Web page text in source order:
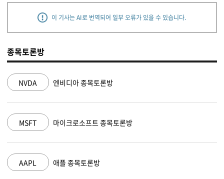
이 기사는 AI로 번역되어 일부 오류가 있을 수 있습니다.
종목토론방
NVDA 엔비디아 종목토론방
MSFT 마이크로소프트 종목토론방
AAPL 애플 종목토론방